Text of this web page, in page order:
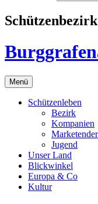
Menü
Schützenleben
Bezirk
Kompanien
Jugend
Unser Land
Blickwinkel
Europa & Co
Kultur